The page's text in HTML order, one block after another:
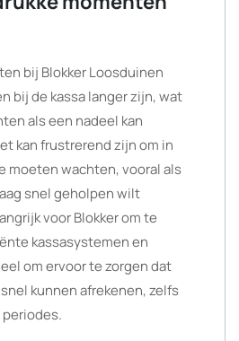
bij Blokker Loosduinen
bij de kassa langer zijn, wat
als een nadeel kan
kan frustrerend zijn om in
moeten wachten, vooral als
snel geholpen wilt
voor Blokker om te
kassasystemen en
om ervoor te zorgen dat
kunnen afrekenen, zelfs